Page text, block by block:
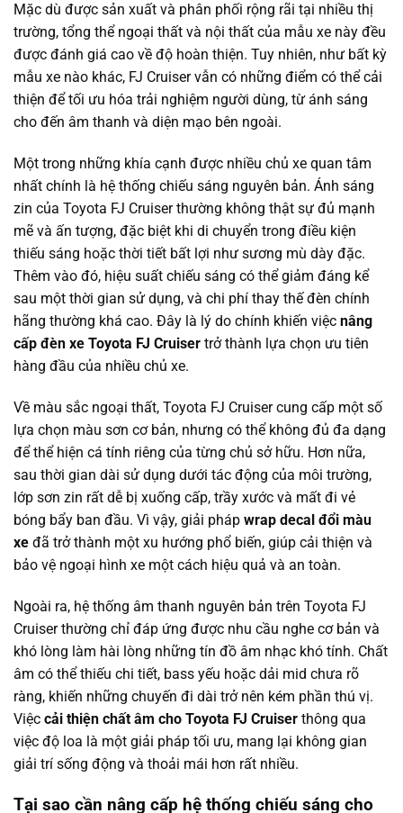
Mặc dù được sản xuất và phân phối rộng rãi tại nhiều thị
trường, tổng thể ngoại thất và nội thất của mẫu xe này đều
được đánh giá cao về độ hoàn thiện. Tuy nhiên, như bất kỳ
mẫu xe nào khác, FJ Cruiser vẫn có những điểm có thể cải
thiện để tối ưu hóa trải nghiệm người dùng, từ ánh sáng
cho đến âm thanh và diện mạo bên ngoài.
Một trong những khía cạnh được nhiều chủ xe quan tâm
nhất chính là hệ thống chiếu sáng nguyên bản. Ánh sáng
zin của Toyota FJ Cruiser thường không thật sự đủ mạnh
mẽ và ấn tượng, đặc biệt khi di chuyển trong điều kiện
thiếu sáng hoặc thời tiết bất lợi như sương mù dày đặc.
Thêm vào đó, hiệu suất chiếu sáng có thể giảm đáng kể
sau một thời gian sử dụng, và chi phí thay thế đèn chính
hãng thường khá cao. Đây là lý do chính khiến việc nâng
cấp đèn xe Toyota FJ Cruiser trở thành lựa chọn ưu tiên
hàng đầu của nhiều chủ xe.
Về màu sắc ngoại thất, Toyota FJ Cruiser cung cấp một số
lựa chọn màu sơn cơ bản, nhưng có thể không đủ đa dạng
để thể hiện cá tính riêng của từng chủ sở hữu. Hơn nữa,
sau thời gian dài sử dụng dưới tác động của môi trường,
lớp sơn zin rất dễ bị xuống cấp, trầy xước và mất đi vẻ
bóng bẩy ban đầu. Vì vậy, giải pháp wrap decal đổi màu
xe đã trở thành một xu hướng phổ biến, giúp cải thiện và
bảo vệ ngoại hình xe một cách hiệu quả và an toàn.
Ngoài ra, hệ thống âm thanh nguyên bản trên Toyota FJ
Cruiser thường chỉ đáp ứng được nhu cầu nghe cơ bản và
khó lòng làm hài lòng những tín đồ âm nhạc khó tính. Chất
âm có thể thiếu chi tiết, bass yếu hoặc dải mid chưa rõ
ràng, khiến những chuyến đi dài trở nên kém phần thú vị.
Việc cải thiện chất âm cho Toyota FJ Cruiser thông qua
việc độ loa là một giải pháp tối ưu, mang lại không gian
giải trí sống động và thoải mái hơn rất nhiều.
Tại sao cần nâng cấp hệ thống chiếu sáng cho